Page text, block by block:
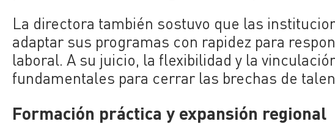
La directora también sostuvo que las
adaptar sus programas con rapidez para
laboral. A su juicio, la flexibilidad y la
fundamentales para cerrar las brechas de
Formación práctica y expansión regional